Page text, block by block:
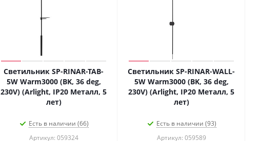
Светильник SP-RINAR-TAB-
5W Warm3000 (BK, 36 deg,
230V) (Arlight, IP20 Металл, 5
лет)
Есть в наличии (66)
Артикул: 059324
Светильник SP-RINAR-WALL-
5W Warm3000 (BK, 36 deg,
230V) (Arlight, IP20 Металл, 5
лет)
Есть в наличии (93)
Артикул: 059589